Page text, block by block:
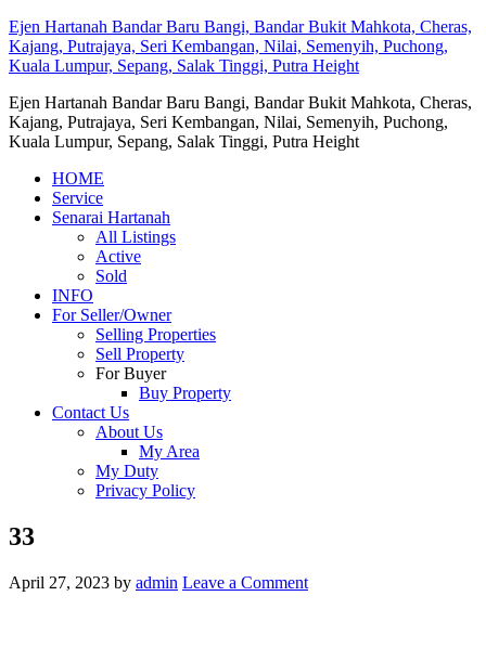
Ejen Hartanah Bandar Baru Bangi, Bandar Bukit Mahkota, Cheras,
Kajang, Putrajaya, Seri Kembangan, Nilai, Semenyih, Puchong,
Kuala Lumpur, Sepang, Salak Tinggi, Putra Height
Ejen Hartanah Bandar Baru Bangi, Bandar Bukit Mahkota, Cheras,
Kajang, Putrajaya, Seri Kembangan, Nilai, Semenyih, Puchong,
Kuala Lumpur, Sepang, Salak Tinggi, Putra Height
HOME
Service
Senarai Hartanah
All Listings
Active
Sold
INFO
For Seller/Owner
Selling Properties
Sell Property
For Buyer
Buy Property
Contact Us
About Us
My Area
My Duty
Privacy Policy
33
April 27, 2023 by admin Leave a Comment